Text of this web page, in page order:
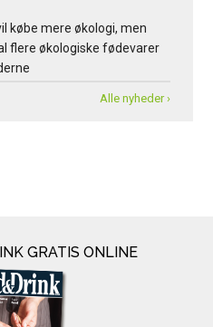
købe mere økologi, men
flere økologiske fødevarer
Alle nyheder ›
GRATIS ONLINE